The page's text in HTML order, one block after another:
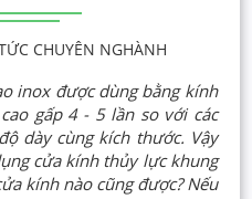
CHUYÊN NGHÀNH
inox được dùng bằng kính
gấp 4 - 5 lần so với các
dày cùng kích thước. Vậy
cửa kính thủy lực khung
kính nào cũng được? Nếu